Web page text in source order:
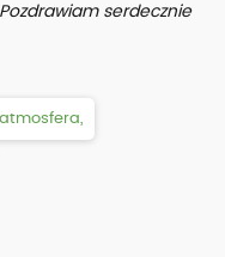
serdecznie